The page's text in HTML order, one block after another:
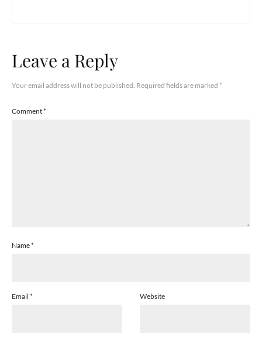
Leave a Reply
Your email address will not be published. Required fields are marked *
Comment*
Name*
Email * Website